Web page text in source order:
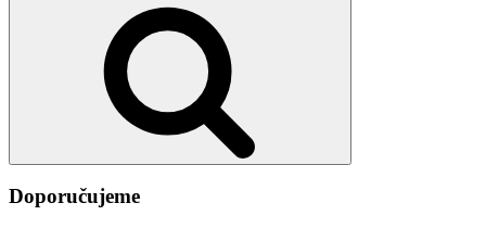
Doporučujeme